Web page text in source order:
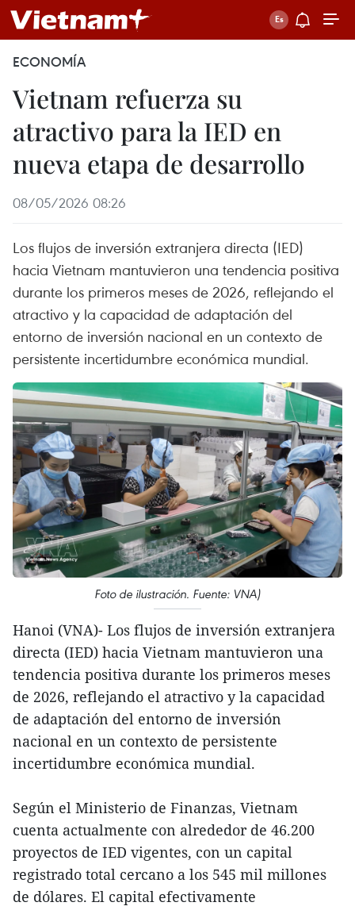
ECONOMÍA
Vietnam refuerza su
atractivo para la IED en
nueva etapa de desarrollo
08/05/2026 08:26
Los flujos de inversión extranjera directa (IED)
hacia Vietnam mantuvieron una tendencia positiva
durante los primeros meses de 2026, reflejando el
atractivo y la capacidad de adaptación del
entorno de inversión nacional en un contexto de
persistente incertidumbre económica mundial.
Foto de ilustración. Fuente: VNA)
Hanoi (VNA)- Los flujos de inversión extranjera
directa (IED) hacia Vietnam mantuvieron una
tendencia positiva durante los primeros meses
de 2026, reflejando el atractivo y la capacidad
de adaptación del entorno de inversión
nacional en un contexto de persistente
incertidumbre económica mundial.
Según el Ministerio de Finanzas, Vietnam
cuenta actualmente con alrededor de 46.200
proyectos de IED vigentes, con un capital
registrado total cercano a los 545 mil millones
de dólares. El capital efectivamente